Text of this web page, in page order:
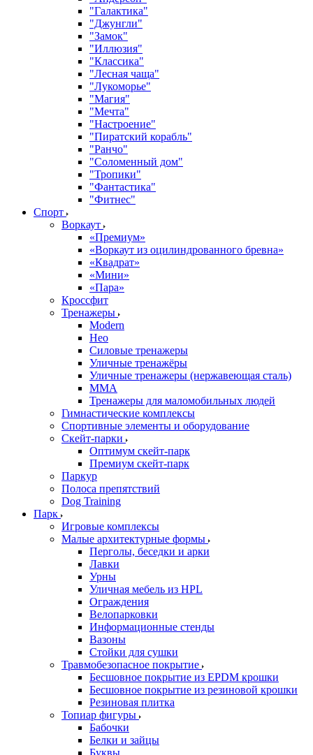
"Галактика"
"Джунгли"
"Замок"
"Иллюзия"
"Классика"
"Лесная чаща"
"Лукоморье"
"Магия"
"Мечта"
"Настроение"
"Пиратский корабль"
"Ранчо"
"Соломенный дом"
"Тропики"
"Фантастика"
"Фитнес"
Спорт
Воркаут
«Премиум»
«Воркаут из оцилиндрованного бревна»
«Квадрат»
«Мини»
«Пара»
Кроссфит
Тренажеры
Modern
Нео
Силовые тренажеры
Уличные тренажёры
Уличные тренажеры (нержавеющая сталь)
ММА
Тренажеры для маломобильных людей
Гимнастические комплексы
Спортивные элементы и оборудование
Скейт-парки
Оптимум скейт-парк
Премиум скейт-парк
Паркур
Полоса препятствий
Dog Training
Парк
Игровые комплексы
Малые архитектурные формы
Перголы, беседки и арки
Лавки
Урны
Уличная мебель из HPL
Ограждения
Велопарковки
Информационные стенды
Вазоны
Стойки для сушки
Травмобезопасное покрытие
Бесшовное покрытие из EPDM крошки
Бесшовное покрытие из резиновой крошки
Резиновая плитка
Топиар фигуры
Бабочки
Белки и зайцы
Буквы